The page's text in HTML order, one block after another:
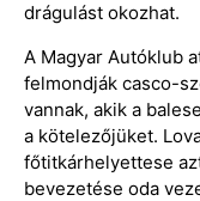
drágulást okozhat.
A Magyar Autóklub
felmondják casco-
vannak, akik a
a kötelezőjüket.
főtitkárhelyettese
bevezetése oda